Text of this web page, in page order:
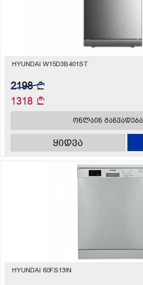
HYUNDAI W15D3B401ST
2198
1318
ონლაინ განვადება
ყიდვა
HYUNDAI 60FS13IN